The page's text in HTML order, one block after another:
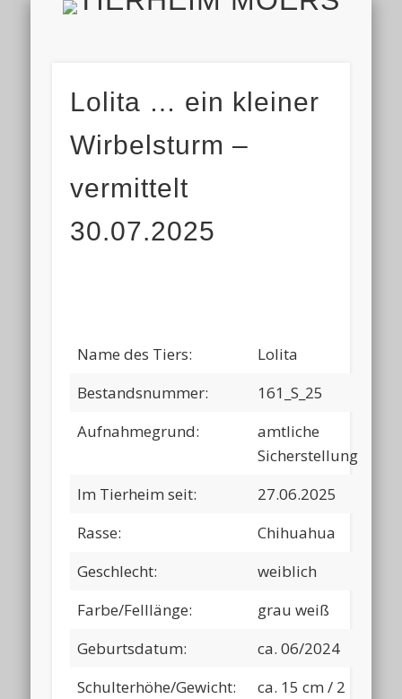
HOME
AKTUELL
ALLE TIERE
HELFEN
TIERHEIM & VEREIN
VIELEN DANK!
IMPRESSUM & DATENSCHUTZ
FINDEFIX
Lolita … ein kleiner
Wirbelsturm –
vermittelt
30.07.2025
Name des Tiers:
Lolita
Bestandsnummer:
161_S_25
Aufnahmegrund:
amtliche
Sicherstellung
Im Tierheim seit:
27.06.2025
Rasse:
Chihuahua
Geschlecht:
weiblich
Farbe/Felllänge:
grau weiß
Geburtsdatum:
ca. 06/2024
Schulterhöhe/Gewicht:
ca. 15 cm / 2